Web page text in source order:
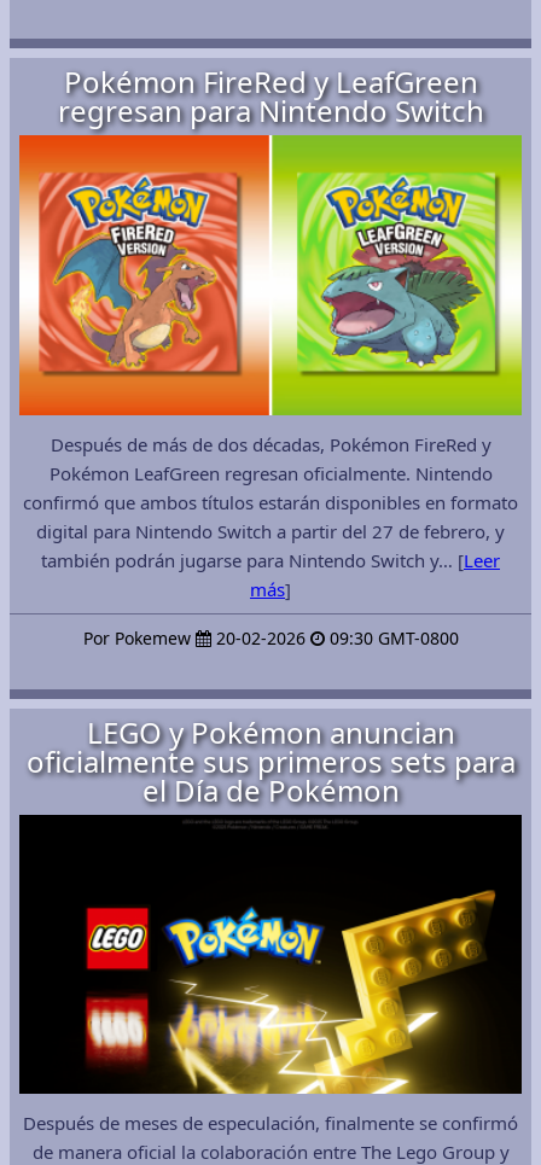
Pokémon FireRed y LeafGreen
regresan para Nintendo Switch
Después de más de dos décadas, Pokémon FireRed y
Pokémon LeafGreen regresan oficialmente. Nintendo
confirmó que ambos títulos estarán disponibles en formato
digital para Nintendo Switch a partir del 27 de febrero, y
también podrán jugarse para Nintendo Switch y… [Leer
más]
Por Pokemew 20-02-2026 09:30 GMT-0800
LEGO y Pokémon anuncian
oficialmente sus primeros sets para
el Día de Pokémon
Después de meses de especulación, finalmente se confirmó
de manera oficial la colaboración entre The Lego Group y